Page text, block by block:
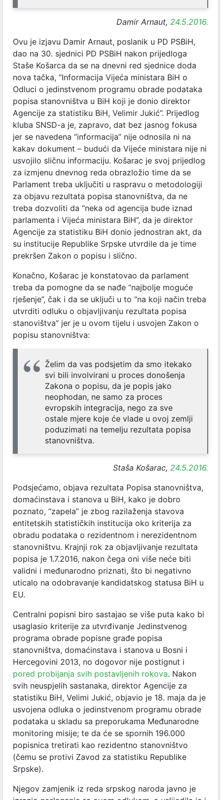
Damir Arnaut, 24.5.2016.
Ovu je izjavu Damir Arnaut, poslanik u PD PSBiH,
dao na 30. sjednici PD PSBiH nakon prijedloga
Staše Košarca da se na dnevni red sjednice doda
nova tačka, “Informacija Vijeća ministara BiH o
Odluci o jedinstvenom programu obrade podataka
popisa stanovništva u BiH koji je donio direktor
Agencije za statistiku BiH, Velimir Jukić”. Prijedlog
kluba SNSD-a je, zapravo, dat bez jasnog fokusa
jer se navedena “informacija” nije odnosila ni na
kakav dokument – budući da Vijeće ministara nije ni
usvojilo sličnu informaciju. Košarac je svoj prijedlog
za izmjenu dnevnog reda obrazložio time da se
Parlament treba uključiti u raspravu o metodologiji
za objavu rezultata popisa stanovništva, da ne
treba dozvoliti da “neka od agencija bude iznad
parlamenta i Vijeća ministara BiH”, da je direktor
Agencije za statistiku BiH donio jednostran akt, da
su institucije Republike Srpske utvrdile da je time
prekršen Zakon o popisu i slično.
Konačno, Košarac je konstatovao da parlament
treba da pomogne da se nađe “najbolje moguće
rješenje”, čak i da se uključi u to “na koji način treba
utvrditi odluku o objavljivanju rezultata popisa
stanovištva” jer je u ovom tijelu i usvojen Zakon o
popisu stanovništva:
Želim da vas podsjetim da smo itekako
svi bili involvirani u proces donošenja
Zakona o popisu, da je popis jako
neophodan, ne samo za proces
evropskih integracija, nego za sve
ostale mjere koje će vlade u ovoj zemlji
poduzimati na temelju rezultata popisa
stanovništva.
Staša Košarac, 24.5.2016.
Podsjećamo, objava rezultata Popisa stanovništva,
domaćinstava i stanova u BiH, kako je dobro
poznato, “zapela” je zbog razilaženja stavova
entitetskih statističkih institucija oko kriterija za
obradu podataka o rezidentnom i nerezidentnom
stanovništvu. Krajnji rok za objavljivanje rezultata
popisa je 1.7.2016, nakon čega oni više neće biti
validni i međunarodno priznati, što bi negativno
uticalo na odobravanje kandidatskog statusa BiH u
EU.
Centralni popisni biro sastajao se više puta kako bi
usaglasio kriterije za utvrđivanje Jedinstvenog
programa obrade popisne građe popisa
stanovništva, domaćinstava i stanova u Bosni i
Hercegovini 2013, no dogovor nije postignut i
pored probijanja svih postavljenih rokova. Nakon
svih neuspjelih sastanaka, direktor Agencije za
statistiku BiH, Velimi Jukić, objavio je 18. maja da je
usvojena odluka o jedinstvenom programu obrade
podataka u skladu sa preporukama Međunarodne
monitoring misije; te da će se spornih 196.000
popisnica tretirati kao rezidentno stanovništvo
(čemu se protivi Zavod za statistiku Republike
Srpske).
Njegov zamjenik iz reda srpskog naroda javno je